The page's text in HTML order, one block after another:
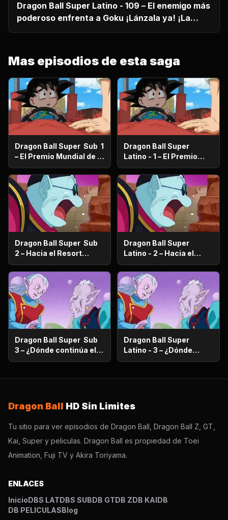
Dragon Ball Super Latino - 109 – El enemigo más
poderoso enfrenta a Goku ¡Lánzala ya! ¡La
mortal Genki-Dama!
Mas episodios de esta saga
Dragon Ball Super Sub 1
– El Premio Mundial de la
Paz ¿Quién se quedará
con los 100 millones de
Zenis?
Dragon Ball Super
Latino - 1 – El Premio
Mundial de la Paz
¿Quién se quedará con
los 100 millones de
Zenis?
Dragon Ball Super Sub
2 – Hacia el Resort
prometido ¿Vegeta se va
de viaje familiar?
Dragon Ball Super
Latino - 2 – Hacia el
Resort prometido
¿Vegeta se va de viaje
familiar?
Dragon Ball Super Sub
3 – ¿Dónde continúa el
sueño? ¡Encuentra al
Dragon Ball Super
Latino - 3 – ¿Dónde
continúa el sueño?
Saiyajin Dios!
Dragon Ball HD Sin Limites
Tu sitio para ver episodios de Dragon Ball, Dragon Ball Z, GT,
Kai, Super y peliculas. Dragon Ball es propiedad de Toei
Animation, Fuji TV y Akira Toriyama.
ENLACES
InicioDBS LATDBS SUBDB GTDB ZDB KAIDB
DB PELICULASBlog